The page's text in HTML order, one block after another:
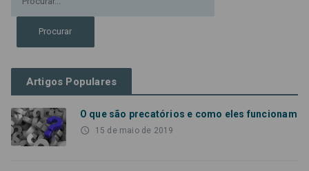
Artigos Populares
O que são precatórios e como eles funcionam
access_time 15 de maio de 2019